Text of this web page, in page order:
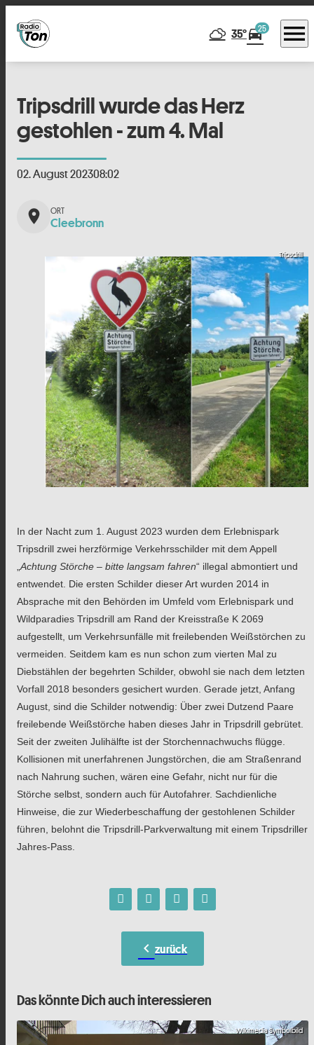
35°directions_car25 menu
Tripsdrill wurde das Herz
gestohlen - zum 4. Mal
02. August 202308:02
place Cleebronn
Tripsdrill
In der Nacht zum 1. August 2023 wurden dem Erlebnispark
Tripsdrill zwei herzförmige Verkehrsschilder mit dem Appell
Achtung Störche – bitte langsam fahren“ illegal abmontiert und
entwendet. Die ersten Schilder dieser Art wurden 2014 in
Absprache mit den Behörden im Umfeld vom Erlebnispark und
Wildparadies Tripsdrill am Rand der Kreisstraße K 2069
aufgestellt, um Verkehrsunfälle mit freilebenden Weißstörchen zu
vermeiden. Seitdem kam es nun schon zum vierten Mal zu
Diebstählen der begehrten Schilder, obwohl sie nach dem letzten
Vorfall 2018 besonders gesichert wurden. Gerade jetzt, Anfang
August, sind die Schilder notwendig: Über zwei Dutzend Paare
freilebende Weißstörche haben dieses Jahr in Tripsdrill gebrütet.
Seit der zweiten Julihälfte ist der Storchennachwuchs flügge.
Kollisionen mit unerfahrenen Jungstörchen, die am Straßenrand
nach Nahrung suchen, wären eine Gefahr, nicht nur für die
Störche selbst, sondern auch für Autofahrer. Sachdienliche
Hinweise, die zur Wiederbeschaffung der gestohlenen Schilder
führen, belohnt die Tripsdrill-Parkverwaltung mit einem Tripsdriller
Jahres-Pass.
chevron_left zurück
Das könnte Dich auch interessieren
Wikimedia Symbolbild